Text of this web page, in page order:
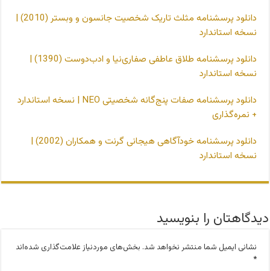
دانلود پرسشنامه مثلث تاریک شخصیت جانسون و وبستر (2010) |
نسخه استاندارد
دانلود پرسشنامه طلاق عاطفی صفاری‌نیا و ادب‌دوست (1390) |
نسخه استاندارد
دانلود پرسشنامه صفات پنج‌گانه شخصیتی NEO | نسخه استاندارد
+ نمره‌گذاری
دانلود پرسشنامه خودآگاهی هیجانی گرنت و همکاران (2002) |
نسخه استاندارد
دیدگاهتان را بنویسید
نشانی ایمیل شما منتشر نخواهد شد. بخش‌های موردنیاز علامت‌گذاری شده‌اند
*